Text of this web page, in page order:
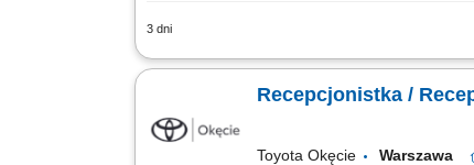
3 dni
Twój zakres obowiązków obsługa
Recepcjonistka /
Toyota Okęcie Warszawa